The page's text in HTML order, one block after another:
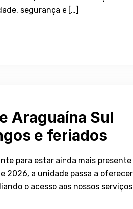
segurança e […]
Araguaína Sul
e feriados
para estar ainda mais presente
2026, a unidade passa a oferecer
o acesso aos nossos serviços